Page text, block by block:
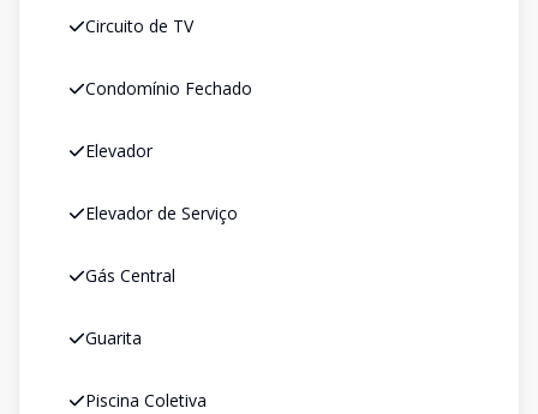
Circuito de TV
Condomínio Fechado
Elevador
Elevador de Serviço
Gás Central
Guarita
Piscina Coletiva